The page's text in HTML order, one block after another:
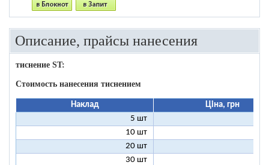
Описание, прайсы нанесения
тиснение ST:
Стоимость нанесения тиснением
Наклад
Ціна, грн
5 шт
10 шт
20 шт
30 шт